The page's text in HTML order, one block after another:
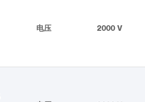
电压 2000 V